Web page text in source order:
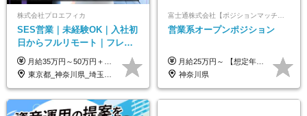
株式会社プロエフィカ
SES営業｜未経験OK｜入社初
日からフルリモート｜フレッ
クス可｜残業月平均10h以下｜
事業立ち上げメンバー
月給35万円～50万円＋交通費 ◎経験やスキルを考慮し、最大限優遇します ◎上記月給は固定残業代月40時間分(月10万9,375～)を含みます。残業時間が超過した場合はその分追加支給します ◎試用期間6カ月あり(給与や待遇は同じです)
東京都_神奈川県_埼玉県_千葉県_大阪府_愛知県_北海道_青森県_岩手県_宮城県_秋田県_山形県_福島県_茨城県_栃木県_群馬県_新潟県_山梨県_長野県_富山県_石川県_福井県_静岡県_岐阜県_三重県_兵庫県_京都府_滋賀県_奈良県_和歌山県_広島県_岡山県_鳥取県_島根県_山口県_徳島県_香川県_愛媛県_高知県_福岡県_熊本県_佐賀県_長崎県_大分県_宮崎県_鹿児島県_沖縄県
営業系オープンポジション
月給25万円～ 【想定年収】 400万円～1000万円（残業代及び諸手当込） ※ご経験、前年収、ご年齢に応じて決定します。
神奈川県